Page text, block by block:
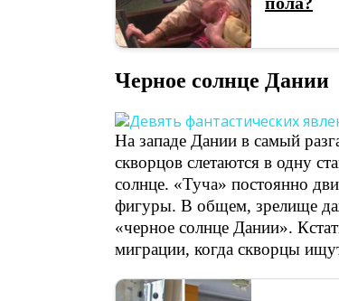
Черное солнце Дании
На западе Дании в самый
скворцов слетаются в одну
солнце. «Туча» постоянно
фигуры. В общем, зрелище
«черное солнце Дании».
миграции, когда скворцы